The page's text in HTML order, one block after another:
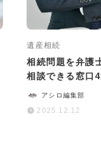
遺産相続
相続問題を弁護
相談できる窓口
れや注意点も解説
アシロ編集部
2025.12.12